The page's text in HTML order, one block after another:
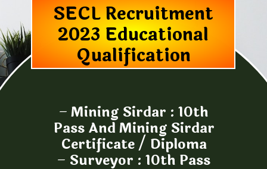
SECL Recruitment
2023 Educational
Qualification
–Mining Sirdar : 10th
Pass And Mining Sirdar
Certificate / Diploma
– Surveyor : 10th Pass